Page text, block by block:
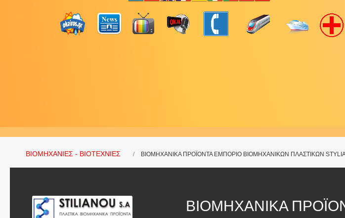
ΒΙΟΜΗΧΑΝΙΕΣ - ΒΙΟΤΕΧΝΙΕΣ ΒΙΟΜΗΧΑΝΙΚΑ ΠΡΟΪΟΝΤΑ ΕΜΠΟΡΙΟ ΒΙΟΜΗΧΑΝΙΚΩΝ ΠΛΑΣΤΙΚΩΝ
ΒΙΟΜΗΧΑΝΙΚΑ